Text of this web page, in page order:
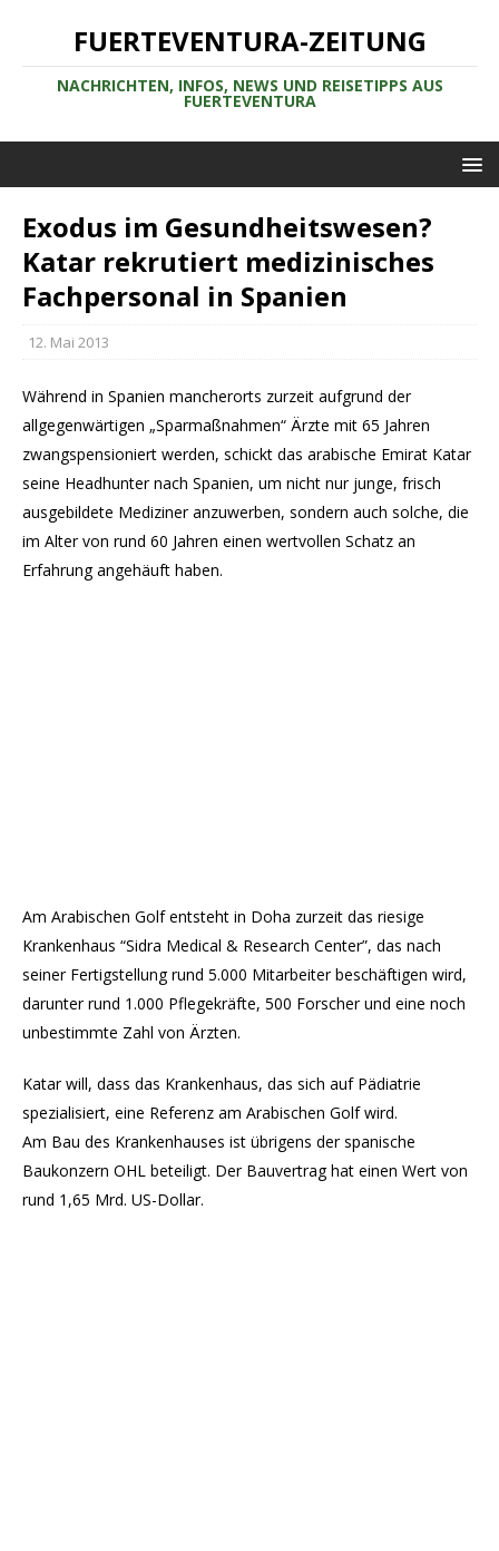
FUERTEVENTURA-ZEITUNG
NACHRICHTEN, INFOS, NEWS UND REISETIPPS AUS
FUERTEVENTURA
Exodus im Gesundheitswesen?
Katar rekrutiert medizinisches
Fachpersonal in Spanien
12. Mai 2013
Während in Spanien mancherorts zurzeit aufgrund der
allgegenwärtigen „Sparmaßnahmen“ Ärzte mit 65 Jahren
zwangspensioniert werden, schickt das arabische Emirat Katar
seine Headhunter nach Spanien, um nicht nur junge, frisch
ausgebildete Mediziner anzuwerben, sondern auch solche, die
im Alter von rund 60 Jahren einen wertvollen Schatz an
Erfahrung angehäuft haben.
Am Arabischen Golf entsteht in Doha zurzeit das riesige
Krankenhaus “Sidra Medical & Research Center”, das nach
seiner Fertigstellung rund 5.000 Mitarbeiter beschäftigen wird,
darunter rund 1.000 Pflegekräfte, 500 Forscher und eine noch
unbestimmte Zahl von Ärzten.
Katar will, dass das Krankenhaus, das sich auf Pädiatrie
spezialisiert, eine Referenz am Arabischen Golf wird.
Am Bau des Krankenhauses ist übrigens der spanische
Baukonzern OHL beteiligt. Der Bauvertrag hat einen Wert von
rund 1,65 Mrd. US-Dollar.